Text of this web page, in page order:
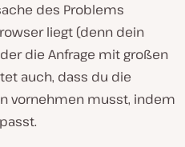
des Problems
liegt (denn dein
die Anfrage mit großen
auch, dass du die
vornehmen musst, indem